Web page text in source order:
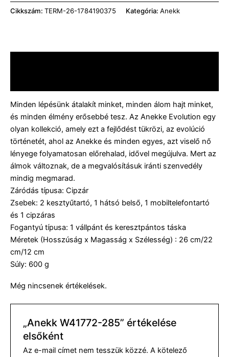
Cikkszám: TERM-26-1784190375 Kategória: Anekk
Minden lépésünk átalakít minket, minden álom hajt minket,
és minden élmény erősebbé tesz. Az Anekke Evolution egy
olyan kollekció, amely ezt a fejlődést tükrözi, az evolúció
történetét, ahol az Anekke és minden egyes, azt viselő nő
lényege folyamatosan előrehalad, idővel megújulva. Mert az
álmok változnak, de a megvalósításuk iránti szenvedély
mindig megmarad.
Záródás típusa: Cipzár
Zsebek: 2 kesztyűtartó, 1 hátsó belső, 1 mobiltelefontartó
és 1 cipzáras
Fogantyú típusa: 1 vállpánt és keresztpántos táska
Méretek (Hosszúság x Magasság x Szélesség) : 26 cm/22
cm/12 cm
Súly: 600 g
Még nincsenek értékelések.
„Anekk W41772-285” értékelése
elsőként
Az e-mail címet nem tesszük közzé. A kötelező